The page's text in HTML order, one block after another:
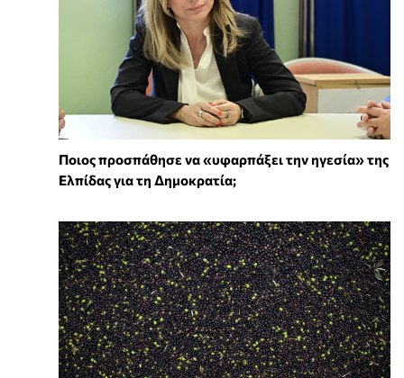
Ποιος προσπάθησε να «υφαρπάξει την ηγεσία» της
Ελπίδας για τη Δημοκρατία;